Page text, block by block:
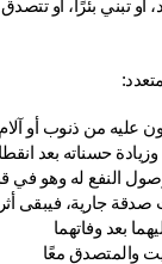
عليه من ذنوب أو
حسناته بعد
النفع له وهو في
صدقة جارية، فيبقى
بعد وفاتهما
والمتصدق معًا